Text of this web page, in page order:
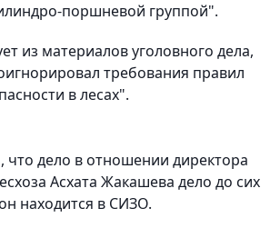
поршневой группой".
из материалов уголовного дела,
требования правил
в лесах".
что дело в отношении директора
Асхата Жакашева дело до сих
находится в СИЗО.